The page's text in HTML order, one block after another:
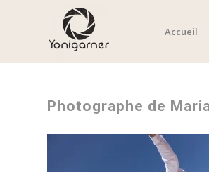
Accueil
Photographe de